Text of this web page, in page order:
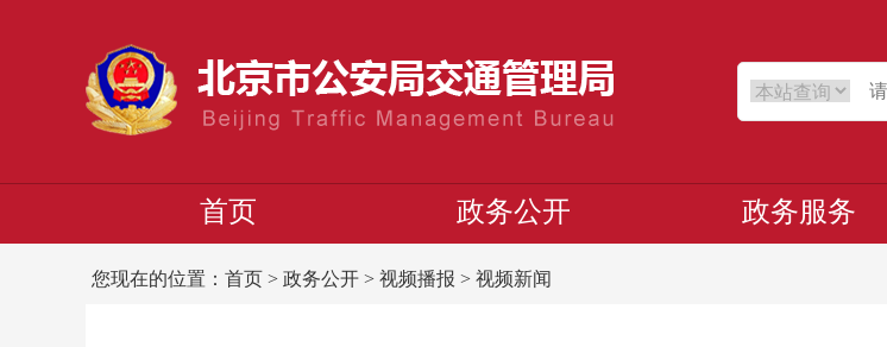
首页 政务公开 政务服务
您现在的位置： 首页 > 政务公开 > 视频播报 > 视频新闻